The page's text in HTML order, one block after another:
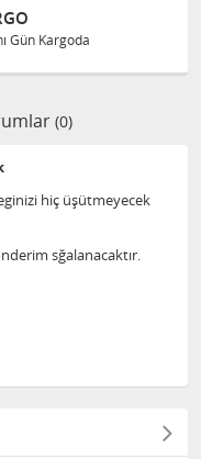
Gün Kargoda
(0)
hiç üşütmeyecek
sğalanacaktır.